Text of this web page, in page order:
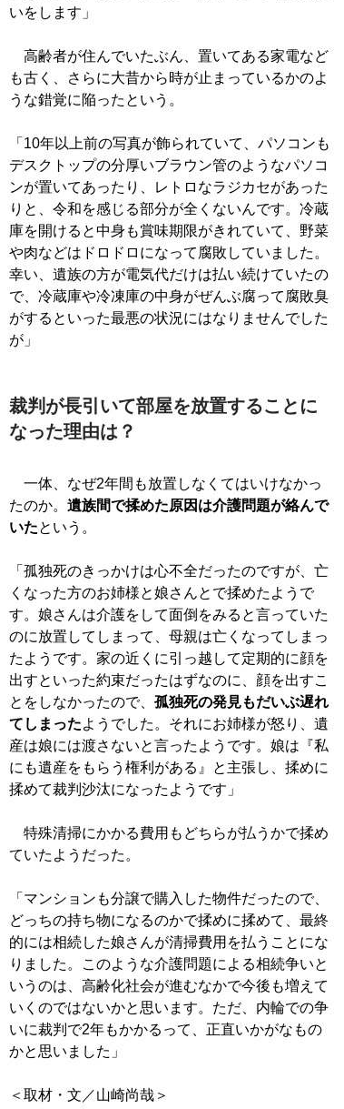
いをします」
高齢者が住んでいたぶん、置いてある家電など
も古く、さらに大昔から時が止まっているかのよ
うな錯覚に陥ったという。
「10年以上前の写真が飾られていて、パソコンも
デスクトップの分厚いブラウン管のようなパソコ
ンが置いてあったり、レトロなラジカセがあった
りと、令和を感じる部分が全くないんです。冷蔵
庫を開けると中身も賞味期限がきれていて、野菜
や肉などはドロドロになって腐敗していました。
幸い、遺族の方が電気代だけは払い続けていたの
で、冷蔵庫や冷凍庫の中身がぜんぶ腐って腐敗臭
がするといった最悪の状況にはなりませんでした
が」
裁判が長引いて部屋を放置することに
なった理由は？
一体、なぜ2年間も放置しなくてはいけなかっ
たのか。 遺族間で揉めた原因は介護問題が絡んで
いたという。
「孤独死のきっかけは心不全だったのですが、亡
くなった方のお姉様と娘さんとで揉めたようで
す。娘さんは介護をして面倒をみると言っていた
のに放置してしまって、母親は亡くなってしまっ
たようです。家の近くに引っ越して定期的に顔を
出すといった約束だったはずなのに、顔を出すこ
とをしなかったので、 孤独死の発見もだいぶ遅れ
てしまったようでした。それにお姉様が怒り、遺
産は娘には渡さないと言ったようです。娘は『私
にも遺産をもらう権利がある』と主張し、揉めに
揉めて裁判沙汰になったようです」
特殊清掃にかかる費用もどちらが払うかで揉め
ていたようだった。
「マンションも分譲で購入した物件だったので、
どっちの持ち物になるのかで揉めに揉めて、最終
的には相続した娘さんが清掃費用を払うことにな
りました。このような介護問題による相続争いと
いうのは、高齢化社会が進むなかで今後も増えて
いくのではないかと思います。ただ、内輪での争
いに裁判で2年もかかるって、正直いかがなもの
かと思いました」
＜取材・文／山崎尚哉＞